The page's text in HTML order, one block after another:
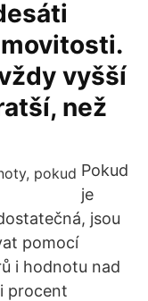
vyšší
než
Pokud
je
jsou
pomocí
i hodnotu nad
procent